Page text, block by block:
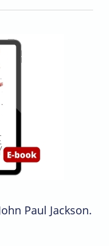
Paul Jackson.